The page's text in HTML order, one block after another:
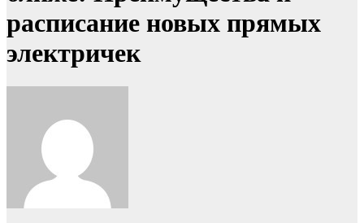
расписание новых прямых
электричек